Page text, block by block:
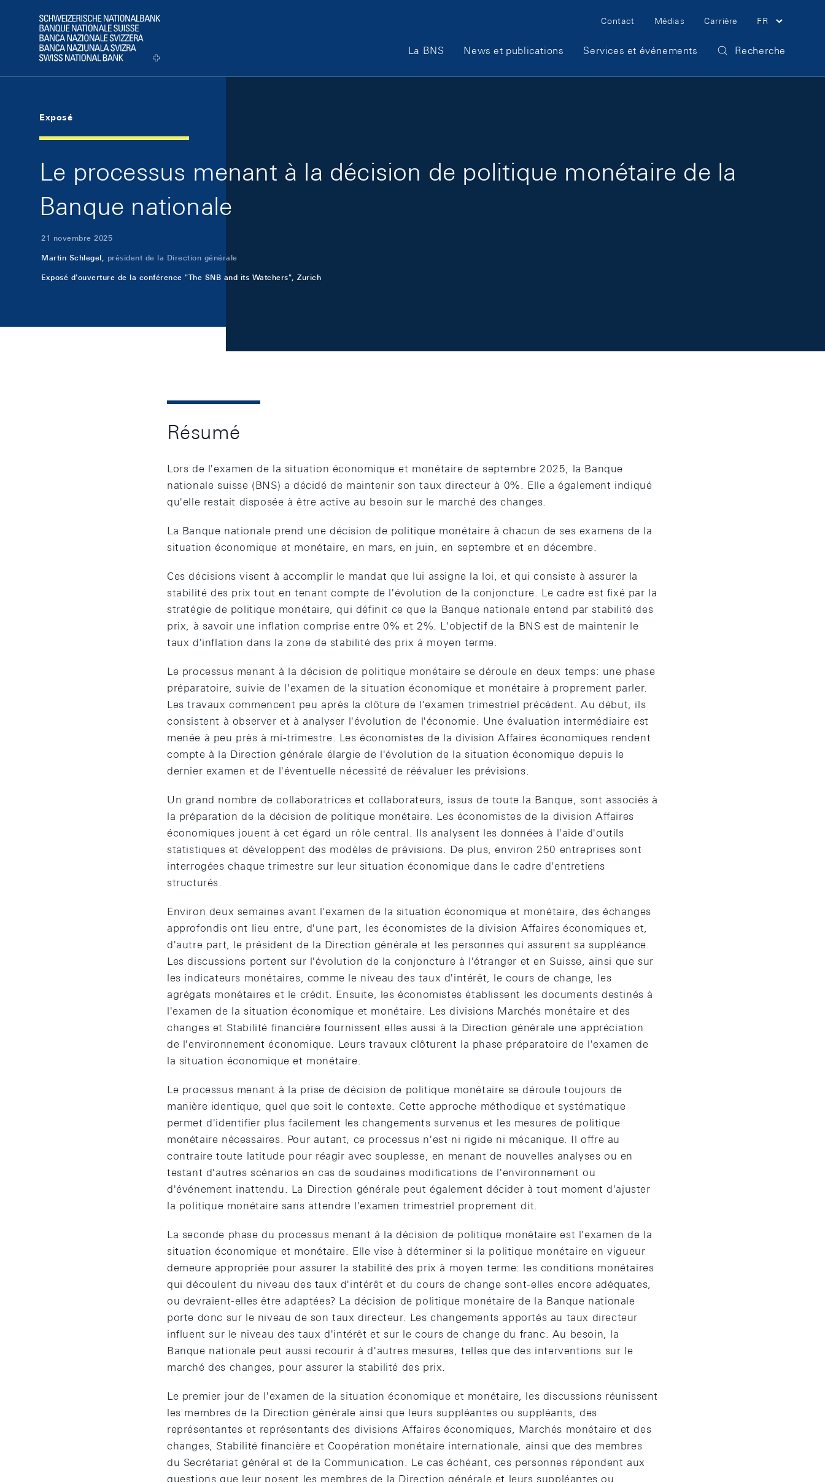
Logo
Meta Navigation
Contact Médias Carrière FR
Main Navigation
La BNS News et publications Services et événements Recherche
Exposé
Le processus menant à la décision de politique monétaire de la
Banque nationale
21 novembre 2025
Martin Schlegel, président de la Direction générale
Exposé d'ouverture de la conférence "The SNB and its Watchers", Zurich
Résumé
Lors de l'examen de la situation économique et monétaire de septembre 2025, la Banque
nationale suisse (BNS) a décidé de maintenir son taux directeur à 0%. Elle a également indiqué
qu'elle restait disposée à être active au besoin sur le marché des changes.
La Banque nationale prend une décision de politique monétaire à chacun de ses examens de la
situation économique et monétaire, en mars, en juin, en septembre et en décembre.
Ces décisions visent à accomplir le mandat que lui assigne la loi, et qui consiste à assurer la
stabilité des prix tout en tenant compte de l'évolution de la conjoncture. Le cadre est fixé par la
stratégie de politique monétaire, qui définit ce que la Banque nationale entend par stabilité des
prix, à savoir une inflation comprise entre 0% et 2%. L'objectif de la BNS est de maintenir le
taux d'inflation dans la zone de stabilité des prix à moyen terme.
Le processus menant à la décision de politique monétaire se déroule en deux temps: une phase
préparatoire, suivie de l'examen de la situation économique et monétaire à proprement parler.
Les travaux commencent peu après la clôture de l'examen trimestriel précédent. Au début, ils
consistent à observer et à analyser l'évolution de l'économie. Une évaluation intermédiaire est
menée à peu près à mi-trimestre. Les économistes de la division Affaires économiques rendent
compte à la Direction générale élargie de l'évolution de la situation économique depuis le
dernier examen et de l'éventuelle nécessité de réévaluer les prévisions.
Un grand nombre de collaboratrices et collaborateurs, issus de toute la Banque, sont associés à
la préparation de la décision de politique monétaire. Les économistes de la division Affaires
économiques jouent à cet égard un rôle central. Ils analysent les données à l'aide d'outils
statistiques et développent des modèles de prévisions. De plus, environ 250 entreprises sont
interrogées chaque trimestre sur leur situation économique dans le cadre d'entretiens
structurés.
Environ deux semaines avant l'examen de la situation économique et monétaire, des échanges
approfondis ont lieu entre, d'une part, les économistes de la division Affaires économiques et,
d'autre part, le président de la Direction générale et les personnes qui assurent sa suppléance.
Les discussions portent sur l'évolution de la conjoncture à l'étranger et en Suisse, ainsi que sur
les indicateurs monétaires, comme le niveau des taux d'intérêt, le cours de change, les
agrégats monétaires et le crédit. Ensuite, les économistes établissent les documents destinés à
l'examen de la situation économique et monétaire. Les divisions Marchés monétaire et des
changes et Stabilité financière fournissent elles aussi à la Direction générale une appréciation
de l'environnement économique. Leurs travaux clôturent la phase préparatoire de l'examen de
la situation économique et monétaire.
Le processus menant à la prise de décision de politique monétaire se déroule toujours de
manière identique, quel que soit le contexte. Cette approche méthodique et systématique
permet d'identifier plus facilement les changements survenus et les mesures de politique
monétaire nécessaires. Pour autant, ce processus n'est ni rigide ni mécanique. Il offre au
contraire toute latitude pour réagir avec souplesse, en menant de nouvelles analyses ou en
testant d'autres scénarios en cas de soudaines modifications de l'environnement ou
d'événement inattendu. La Direction générale peut également décider à tout moment d'ajuster
la politique monétaire sans attendre l'examen trimestriel proprement dit.
La seconde phase du processus menant à la décision de politique monétaire est l'examen de la
situation économique et monétaire. Elle vise à déterminer si la politique monétaire en vigueur
demeure appropriée pour assurer la stabilité des prix à moyen terme: les conditions monétaires
qui découlent du niveau des taux d'intérêt et du cours de change sont-elles encore adéquates,
ou devraient-elles être adaptées? La décision de politique monétaire de la Banque nationale
porte donc sur le niveau de son taux directeur. Les changements apportés au taux directeur
influent sur le niveau des taux d'intérêt et sur le cours de change du franc. Au besoin, la
Banque nationale peut aussi recourir à d'autres mesures, telles que des interventions sur le
marché des changes, pour assurer la stabilité des prix.
Le premier jour de l'examen de la situation économique et monétaire, les discussions réunissent
les membres de la Direction générale ainsi que leurs suppléantes ou suppléants, des
représentantes et représentants des divisions Affaires économiques, Marchés monétaire et des
changes, Stabilité financière et Coopération monétaire internationale, ainsi que des membres
du Secrétariat général et de la Communication. Le cas échéant, ces personnes répondent aux
questions que leur posent les membres de la Direction générale et leurs suppléantes ou